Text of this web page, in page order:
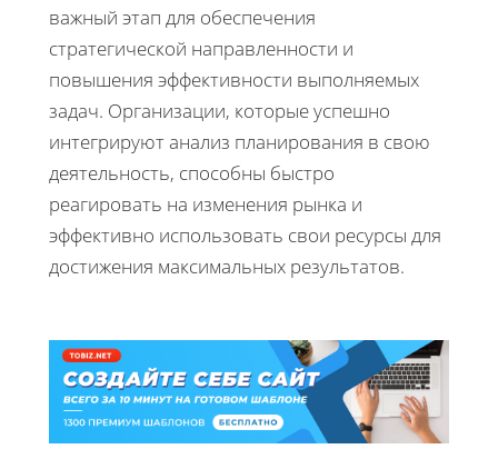
важный этап для обеспечения
стратегической направленности и
повышения эффективности выполняемых
задач. Организации, которые успешно
интегрируют анализ планирования в свою
деятельность, способны быстро
реагировать на изменения рынка и
эффективно использовать свои ресурсы для
достижения максимальных результатов.